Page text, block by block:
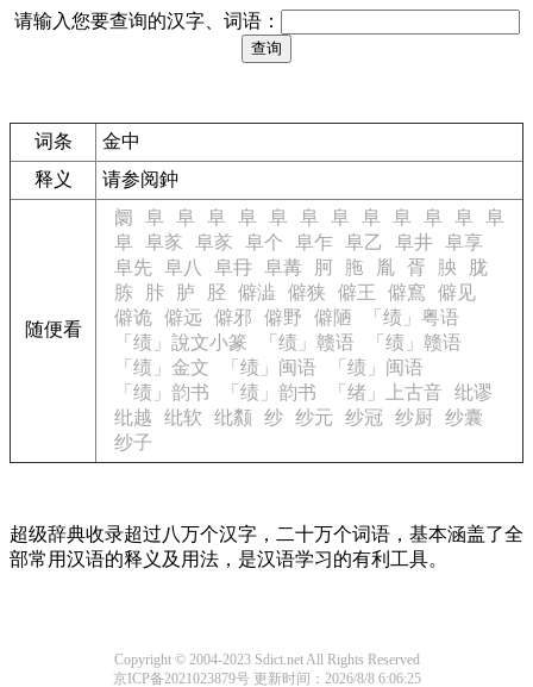
请输入您要查询的汉字、词语：
词条
金中
释义
请参阅鈡
随便看
阛 阜 阜 阜 阜 阜 阜 阜 阜 阜 阜 阜 阜
阜 阜㒸 阜㒸 阜个 阜乍 阜乙 阜井 阜享
阜先 阜八 阜冄 阜冓 胢 胣 胤 胥 胦
胧
胨
胩 胪 胫 僻澁 僻狭 僻王 僻窵
僻见
僻诡 僻远 僻邪 僻野 僻陋
「绩」粤语
「绩」說文小篆
「绩」赣语
「绩」赣语
「绩」金文
「绩」闽语
「绩」闽语
「绩」韵书
「绩」韵书 「绪」上古音
纰谬
纰越
纰软 纰颣 纱 纱元 纱冠 纱厨
纱囊
纱子
超级辞典收录超过八万个汉字，二十万个词语，基本涵盖了全
部常用汉语的释义及用法，是汉语学习的有利工具。
Copyright © 2004-2023 Sdict.net All Rights Reserved
京ICP备2021023879号更新时间：2026/8/8 6:06:25